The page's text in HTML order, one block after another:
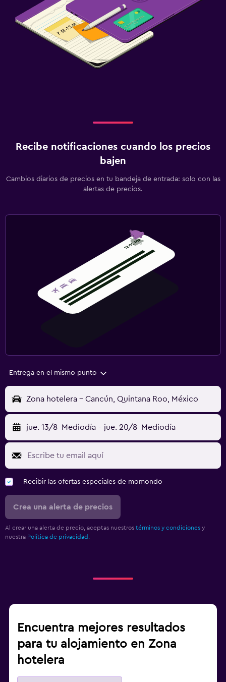
Recibe notificaciones cuando los precios
bajen
Cambios diarios de precios en tu bandeja de entrada: solo con las
alertas de precios.
Entrega en el mismo punto
Zona hotelera - Cancún, Quintana Roo, México
jue. 13/8 Mediodía - jue. 20/8 Mediodía
Recibir las ofertas especiales de momondo
Crea una alerta de precios
Al crear una alerta de precio, aceptas nuestros términos y condiciones y
nuestra Política de privacidad.
Encuentra mejores resultados
para tu alojamiento en Zona
hotelera